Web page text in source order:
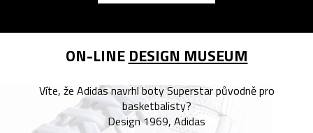
ON-LINE DESIGN MUSEUM
Víte, že Adidas navrhl boty Superstar původně pro
basketbalisty?
Design 1969, Adidas